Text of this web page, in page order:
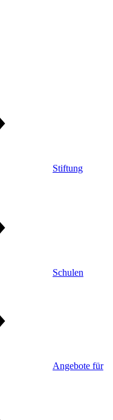
Stiftung
Schulen
Angebote für